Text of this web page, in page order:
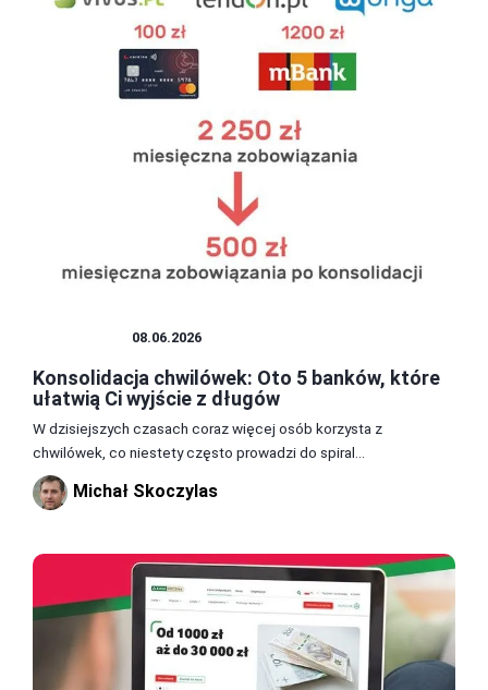
08.06.2026
Konsolidacja chwilówek: Oto 5 banków, które
ułatwią Ci wyjście z długów
W dzisiejszych czasach coraz więcej osób korzysta z
chwilówek, co niestety często prowadzi do spiral...
Michał Skoczylas